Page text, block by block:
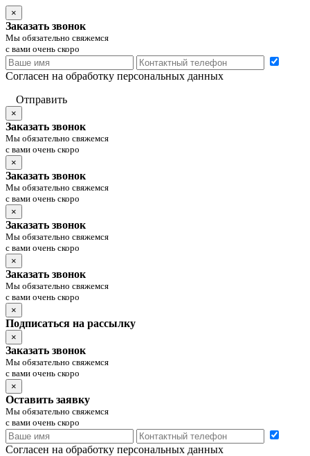
×
Заказать звонок
Мы обязательно свяжемся
с вами очень скоро
Согласен на обработку персональных данных
Отправить
×
Заказать звонок
Мы обязательно свяжемся
с вами очень скоро
×
Заказать звонок
Мы обязательно свяжемся
с вами очень скоро
×
Заказать звонок
Мы обязательно свяжемся
с вами очень скоро
×
Заказать звонок
Мы обязательно свяжемся
с вами очень скоро
×
Подписаться на рассылку
×
Заказать звонок
Мы обязательно свяжемся
с вами очень скоро
×
Оставить заявку
Мы обязательно свяжемся
с вами очень скоро
Согласен на обработку персональных данных